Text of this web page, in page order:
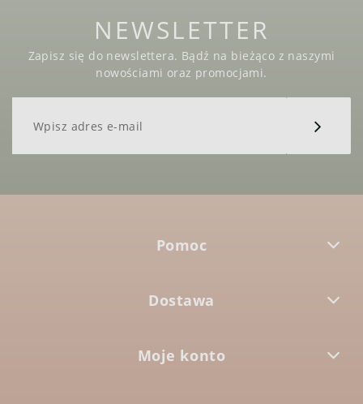
NEWSLETTER
Zapisz się do newslettera. Bądź na bieżąco z naszymi
nowościami oraz promocjami.
Pomoc
Dostawa
Moje konto